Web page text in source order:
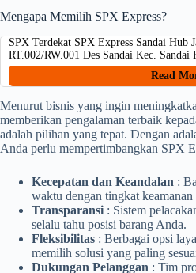
Mengapa Memilih SPX Express?
SPX Terdekat SPX Express Sandai Hub
RT.002/RW.001 Des Sandai Kec.
Read
Menurut bisnis yang ingin
memberikan pengalaman terbaik
adalah pilihan yang tepat. Dengan
Anda perlu mempertimbangkan SPX
Kecepatan dan Keandalan :
waktu dengan tingkat
Transparansi : Sistem
selalu tahu posisi barang Anda.
Fleksibilitas : Berbagai opsi
memilih solusi yang paling
Dukungan Pelanggan : Tim